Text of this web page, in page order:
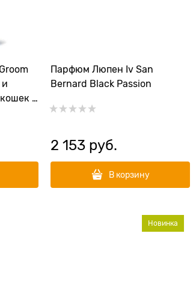
и
Парфюм Люпен Iv San
Bernard Black Passion
2 153 руб.
В корзину
Новинка